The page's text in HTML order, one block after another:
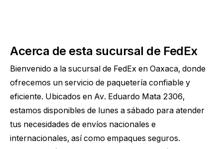
Acerca de esta sucursal de FedEx
Bienvenido a la sucursal de FedEx en Oaxaca, donde
ofrecemos un servicio de paquetería confiable y
eficiente. Ubicados en Av. Eduardo Mata 2306,
estamos disponibles de lunes a sábado para atender
tus necesidades de envíos nacionales e
internacionales, así como empaques seguros.